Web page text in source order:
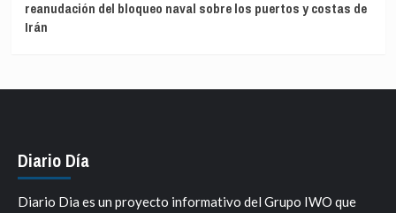
reanudación del bloqueo naval sobre los puertos y costas de
Irán
Diario Día
Diario Dia es un proyecto informativo del Grupo IWO que